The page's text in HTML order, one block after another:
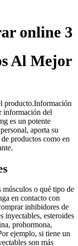
online 3
Al Mejor
producto.Información
información del
es un potente
aporta su
productos como en
músculos o qué tipo de
en contacto con
inhibidores de
inyectables, esteroides
prohormona,
ejemplo, si tiene un
son más